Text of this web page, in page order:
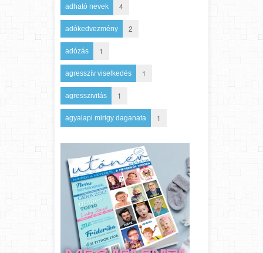
adható nevek 4
adókedvezmény 2
adózás 1
agresszív viselkedés 1
agresszivitás 1
agyalapi mirigy daganata 1